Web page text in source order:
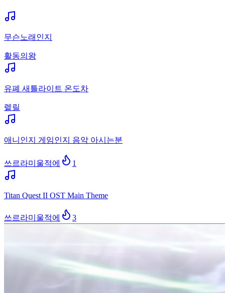
무슨노래인지
활동의왕
유폐 새틀라이트 온도차
렡릴
애니인지 게임인지 음악 아시는분
쓰르라미울적에 1
Titan Quest II OST Main Theme
쓰르라미울적에 3